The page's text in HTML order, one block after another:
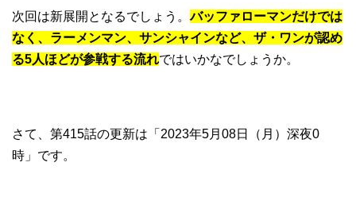
次回は新展開となるでしょう。バッファローマンだけでは
なく、ラーメンマン、サンシャインなど、ザ・ワンが認め
る5人ほどが参戦する流れではいかなでしょうか。
さて、第415話の更新は「2023年5月08日（月）深夜0
時」です。